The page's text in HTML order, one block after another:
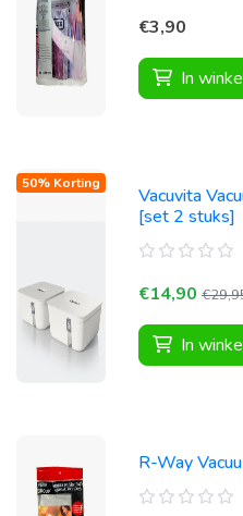
€3,90
In
50% Korting
Vacuvita
[set 2 stuks]
€14,90
In
R-Way